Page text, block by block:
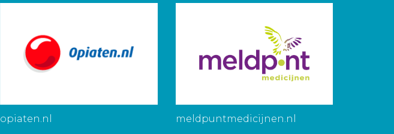
opiaten.nl meldpuntmedicijnen.nl